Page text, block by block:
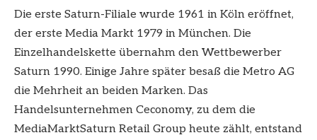
Die erste Saturn-Filiale wurde 1961 in Köln eröffnet,
der erste Media Markt 1979 in München. Die
Einzelhandelskette übernahm den Wettbewerber
Saturn 1990. Einige Jahre später besaß die Metro AG
die Mehrheit an beiden Marken. Das
Handelsunternehmen Ceconomy, zu dem die
MediaMarktSaturn Retail Group heute zählt, entstand